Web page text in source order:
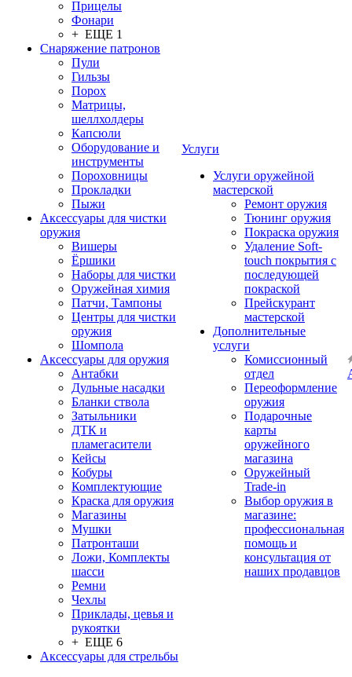
Прицелы
Фонари
+ ЕЩЕ 1
Снаряжение патронов
Пули
Гильзы
Порох
Матрицы,
шеллхолдеры
Капсюли
Оборудование и
инструменты
Пороховницы
Прокладки
Пыжи
Аксессуары для чистки
оружия
Вишеры
Ёршики
Наборы для чистки
Оружейная химия
Патчи, Тампоны
Центры для чистки
оружия
Шомпола
Аксессуары для оружия
Антабки
Дульные насадки
Бланки ствола
Затыльники
ДТК и
пламегасители
Кейсы
Кобуры
Комплектующие
Краска для оружия
Магазины
Мушки
Патронташи
Ложи, Комплекты
шасси
Ремни
Чехлы
Приклады, цевья и
рукоятки
+ ЕЩЕ 6
Аксессуары для стрельбы
Услуги
Услуги оружейной
мастерской
Ремонт оружия
Тюнинг оружия
Покраска оружия
Удаление Soft-
touch покрытия с
последующей
покраской
Прейскурант
мастерской
Дополнительные
услуги
Комиссионный
отдел
Переоформление
оружия
Подарочные
карты
оружейного
магазина
Оружейный
Trade-in
Выбор оружия в
магазине:
профессиональная
помощь и
консультация от
наших продавцов